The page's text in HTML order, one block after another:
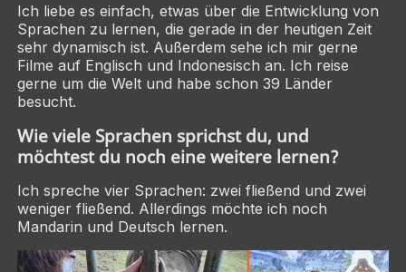
Ich liebe es einfach, etwas über die Entwicklung von
Sprachen zu lernen, die gerade in der heutigen Zeit
sehr dynamisch ist. Außerdem sehe ich mir gerne
Filme auf Englisch und Indonesisch an. Ich reise
gerne um die Welt und habe schon 39 Länder
besucht.
Wie viele Sprachen sprichst du, und
möchtest du noch eine weitere lernen?
Ich spreche vier Sprachen: zwei fließend und zwei
weniger fließend. Allerdings möchte ich noch
Mandarin und Deutsch lernen.